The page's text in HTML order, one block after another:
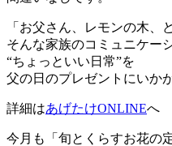
「お父さん、レモンの木、
そんな家族のコミュニケー
“ちょっといい日常”を
父の日のプレゼントにいか
詳細はあげたけONLINEへ
今月も「旬とくらすお花の